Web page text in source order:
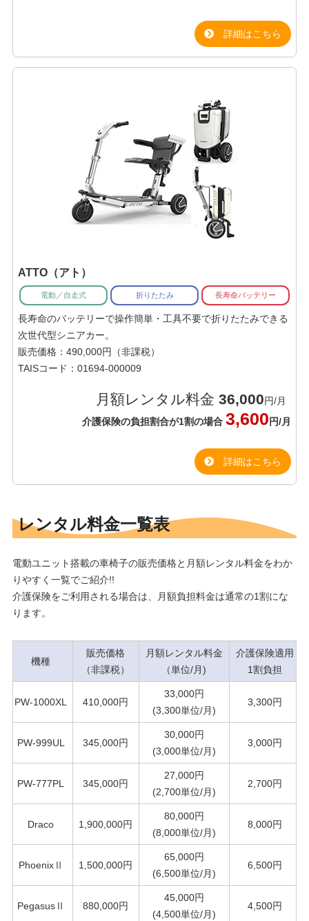
詳細はこちら
ATTO（アト）
電動／自走式 折りたたみ 長寿命バッテリー
長寿命のバッテリーで操作簡単・工具不要で折りたたみできる
次世代型シニアカー。
販売価格：490,000円（非課税）
TAISコード：01694-000009
月額レンタル料金36,000円/月
介護保険の負担割合が1割の場合3,600 円/月
詳細はこちら
レンタル料金一覧表
電動ユニット搭載の車椅子の販売価格と月額レンタル料金をわか
りやすく一覧でご紹介!!
介護保険をご利用される場合は、月額負担料金は通常の1割にな
ります。
機種
販売価格
（非課税）
月額レンタル料金
（単位/月)
介護保険適用
1割負担
PW-1000XL 410,000円
33,000円
(3,300単位/月)
3,300円
PW-999UL 345,000円
30,000円
(3,000単位/月)
3,000円
PW-777PL 345,000円
27,000円
(2,700単位/月)
2,700円
Draco 1,900,000円
80,000円
(8,000単位/月)
8,000円
PhoenixⅡ 1,500,000円
65,000円
(6,500単位/月)
6,500円
PegasusⅡ 880,000円
45,000円
(4,500単位/月)
4,500円